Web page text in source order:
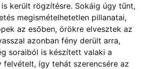
került rögzítésre. Sokáig úgy tűnt,
megismételhetetlen pillanatai,
az esőben, örökre elvesztek az
azonban fény derült arra,
soraiból is készített valaki a
felvételt, így tehát szerencsére az